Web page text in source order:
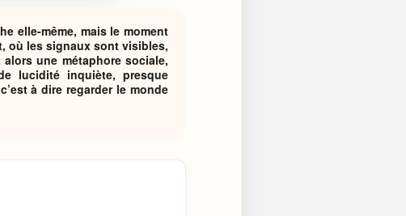
elle-même, mais le moment
où les signaux sont visibles,
une métaphore sociale,
lucidité inquiète, presque
à dire regarder le monde